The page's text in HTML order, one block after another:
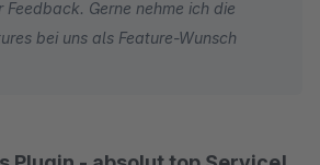
Feedback. Gerne nehme ich die
bei uns als Feature-Wunsch